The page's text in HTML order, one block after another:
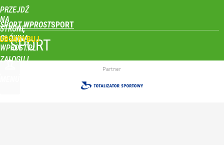
PRZEJDŹ
NA
STRONĘ
GŁÓWNĄ
WPROST.PL
SPORT WPROST
ZALOGUJ
SPORT
Partner